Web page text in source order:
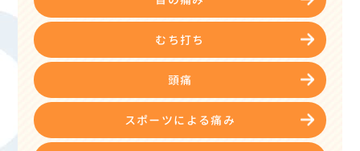
むち打ち
頭痛
スポーツによる痛み